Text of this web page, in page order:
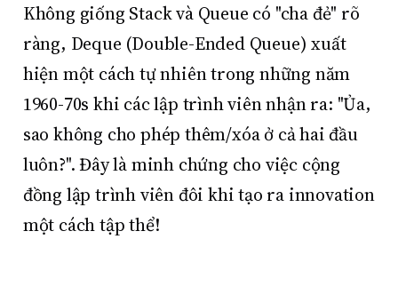
Không giống Stack và Queue có "cha đẻ" rõ
ràng, Deque (Double-Ended Queue) xuất
hiện một cách tự nhiên trong những năm
1960-70s khi các lập trình viên nhận ra: "Ủa,
sao không cho phép thêm/xóa ở cả hai đầu
luôn?". Đây là minh chứng cho việc cộng
đồng lập trình viên đôi khi tạo ra innovation
một cách tập thể!